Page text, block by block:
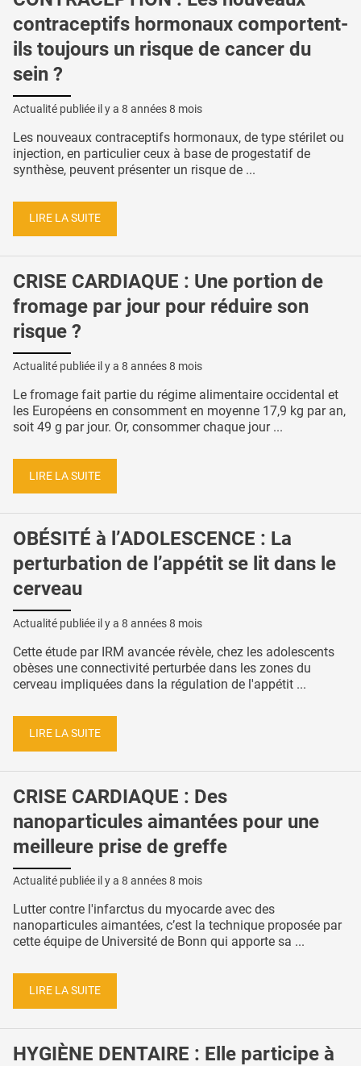
contraceptifs hormonaux comportent-
ils toujours un risque de cancer du
sein ?
Actualité publiée il y a 8 années 8 mois
Les nouveaux contraceptifs hormonaux, de type stérilet ou
injection, en particulier ceux à base de progestatif de
synthèse, peuvent présenter un risque de ...
LIRE LA SUITE
CRISE CARDIAQUE : Une portion de
fromage par jour pour réduire son
risque ?
Actualité publiée il y a 8 années 8 mois
Le fromage fait partie du régime alimentaire occidental et
les Européens en consomment en moyenne 17,9 kg par an,
soit 49 g par jour. Or, consommer chaque jour ...
LIRE LA SUITE
OBÉSITÉ à l’ADOLESCENCE : La
perturbation de l’appétit se lit dans le
cerveau
Actualité publiée il y a 8 années 8 mois
Cette étude par IRM avancée révèle, chez les adolescents
obèses une connectivité perturbée dans les zones du
cerveau impliquées dans la régulation de l'appétit ...
LIRE LA SUITE
CRISE CARDIAQUE : Des
nanoparticules aimantées pour une
meilleure prise de greffe
Actualité publiée il y a 8 années 8 mois
Lutter contre l'infarctus du myocarde avec des
nanoparticules aimantées, c’est la technique proposée par
cette équipe de Université de Bonn qui apporte sa ...
LIRE LA SUITE
HYGIÈNE DENTAIRE : Elle participe à